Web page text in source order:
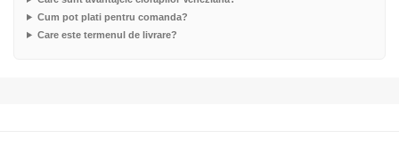
Cum pot plati pentru comanda?
Care este termenul de livrare?